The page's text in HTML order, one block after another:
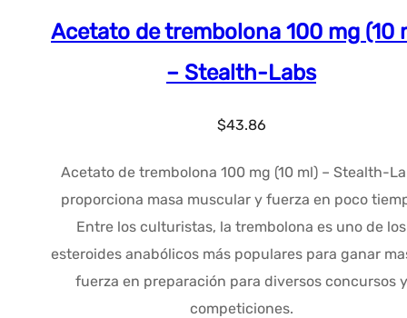
Acetato de trembolona 100 mg (10
– Stealth-Labs
$43.86
Acetato de trembolona 100 mg (10 ml) – Stealth-
proporciona masa muscular y fuerza en poco
Entre los culturistas, la trembolona es uno de los
esteroides anabólicos más populares para ganar
fuerza en preparación para diversos concursos y
competiciones.